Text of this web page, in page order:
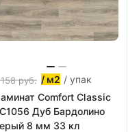
158руб. / м2 / упак
Comfort Classic
Дуб Бардолино
8 мм 33 кл